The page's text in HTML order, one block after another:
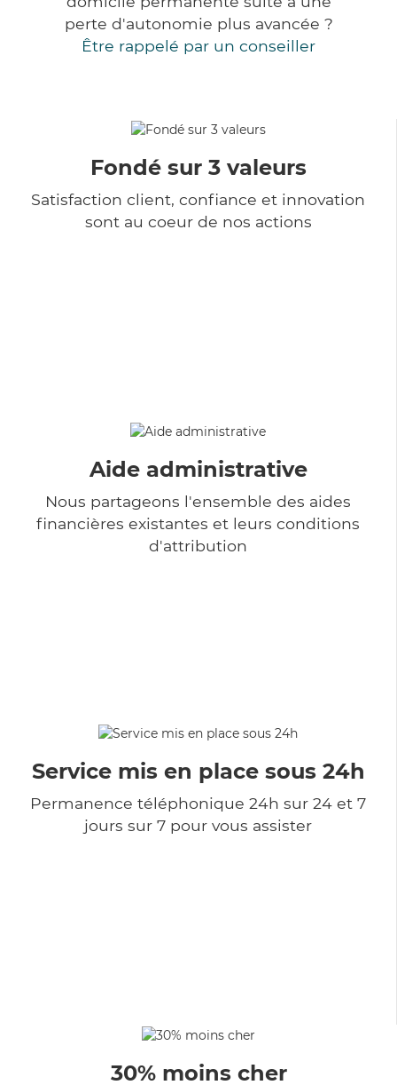
perte d'autonomie plus avancée ?
Être rappelé par un conseiller
Fondé sur 3 valeurs
Satisfaction client, confiance et innovation
sont au coeur de nos actions
Aide administrative
Nous partageons l'ensemble des aides
financières existantes et leurs conditions
d'attribution
Service mis en place sous 24h
Permanence téléphonique 24h sur 24 et 7
jours sur 7 pour vous assister
30% moins cher